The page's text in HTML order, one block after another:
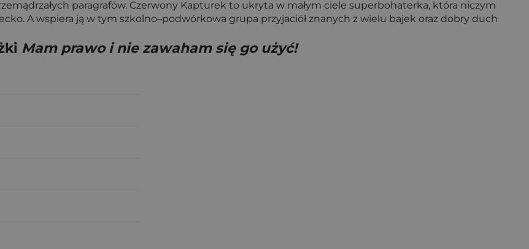
paragrafów. Czerwony Kapturek to ukryta w małym ciele superbohaterka, która niczym
A wspiera ją w tym szkolno–podwórkowa grupa przyjaciół znanych z wielu bajek oraz dobry duch
Mam prawo i nie zawaham się go użyć!